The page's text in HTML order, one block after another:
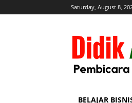
Saturday, August 8,
BELAJAR